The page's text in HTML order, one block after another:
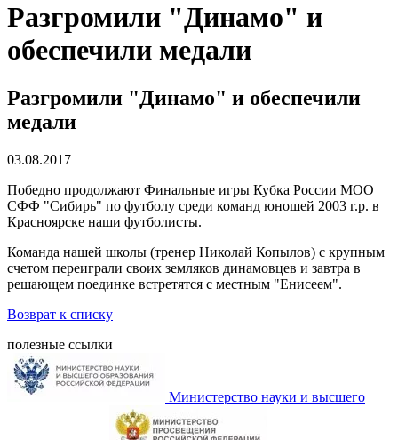
Разгромили "Динамо" и
обеспечили медали
Разгромили "Динамо" и обеспечили
медали
03.08.2017
Победно продолжают Финальные игры Кубка России МОО
СФФ "Сибирь" по футболу среди команд юношей 2003 г.р. в
Красноярске наши футболисты.
Команда нашей школы (тренер Николай Копылов) с крупным
счетом переиграли своих земляков динамовцев и завтра в
решающем поединке встретятся с местным "Енисеем".
Возврат к списку
полезные ссылки
Министерство науки и высшего